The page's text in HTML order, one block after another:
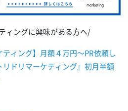
ィングに興味がある方へ/
ティング】月額４万円～PR依頼し
ドリマーケティング』初月半額